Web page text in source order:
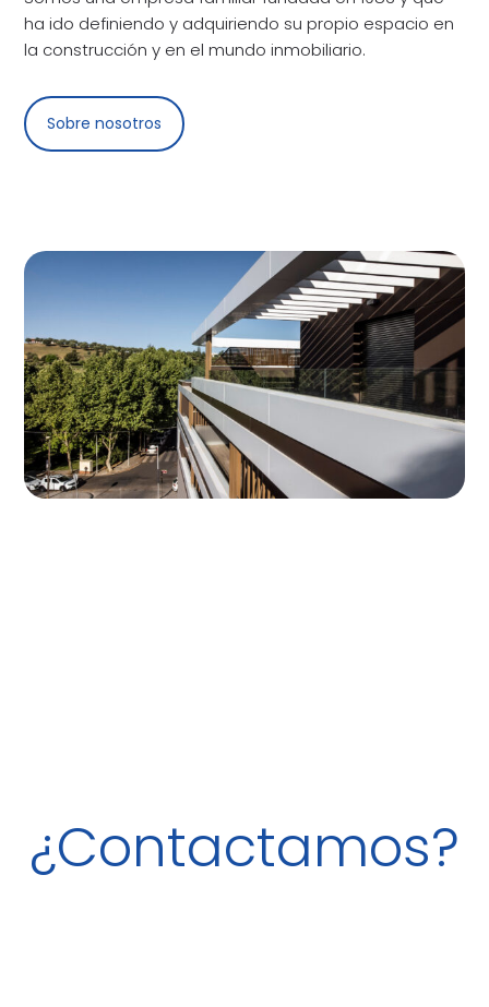
ha ido definiendo y adquiriendo su propio espacio en
la construcción y en el mundo inmobiliario.
Sobre nosotros
¿Contactamos?